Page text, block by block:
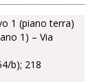
1 (piano terra)
1) – Via
b); 218